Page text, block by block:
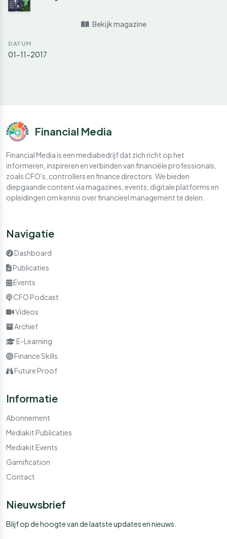
Bekijk magazine
DATUM
01-11-2017
Financial Media
Financial Media is een mediabedrijf dat zich richt op het
informeren, inspireren en verbinden van financiële professionals,
zoals CFO's, controllers en finance directors. We bieden
diepgaande content via magazines, events, digitale platforms en
opleidingen om kennis over financieel management te delen.
Navigatie
Dashboard
Publicaties
Events
CFO Podcast
Videos
Archief
E-Learning
Finance Skills
Future Proof
Informatie
Abonnement
Mediakit Publicaties
Mediakit Events
Gamification
Contact
Nieuwsbrief
Blijf op de hoogte van de laatste updates en nieuws.